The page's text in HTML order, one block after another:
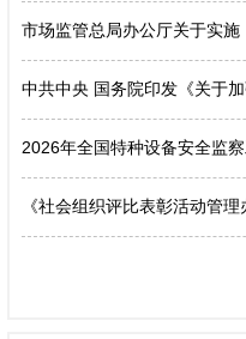
市场监管总局办公厅关于实施
中共中央 国务院印发《关于
2026年全国特种设备安全监
《社会组织评比表彰活动管